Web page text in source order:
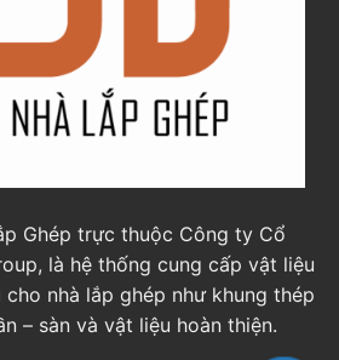
Ghép trực thuộc Công ty Cổ
là hệ thống cung cấp vật liệu
nhà lắp ghép như khung thép
– sàn và vật liệu hoàn thiện.